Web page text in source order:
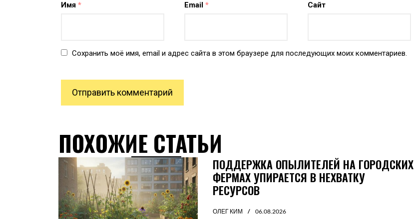
Имя * Email * Сайт
Сохранить моё имя, email и адрес сайта в этом браузере для последующих моих комментариев.
ПОХОЖИЕ СТАТЬИ
ПОДДЕРЖКА ОПЫЛИТЕЛЕЙ НА ГОРОДСКИХ
ФЕРМАХ УПИРАЕТСЯ В НЕХВАТКУ
РЕСУРСОВ
ОЛЕГ КИМ 06.08.2026